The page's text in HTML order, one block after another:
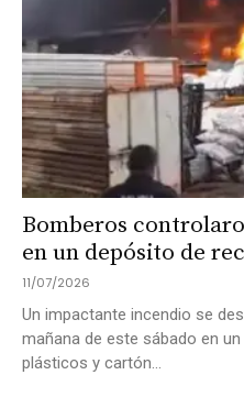
Bomberos
en un depósito de
11/07/2026
Un impactante incendio se
mañana de este sábado en
plásticos y cartón...